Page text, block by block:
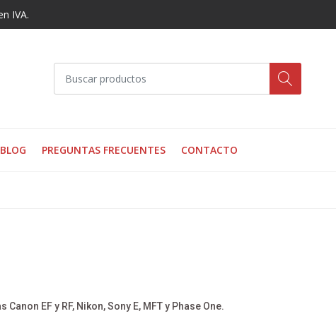
IVA.
BLOG PREGUNTAS FRECUENTES CONTACTO
EF y RF, Nikon, Sony E, MFT y Phase One.